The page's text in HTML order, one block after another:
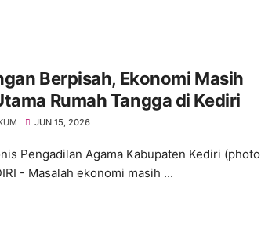
Berpisah, Ekonomi Masih
Rumah Tangga di Kediri
JUN 15, 2026
Pengadilan Agama Kabupaten Kediri (photo
- Masalah ekonomi masih ...